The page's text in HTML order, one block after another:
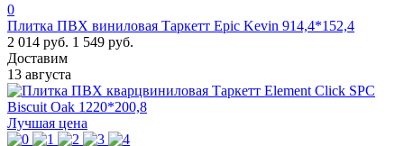
0
Плитка ПВХ виниловая Таркетт Epic Kevin 914,4*152,4
2 014 руб. 1 549 руб.
Доставим
13 августа
Лучшая цена